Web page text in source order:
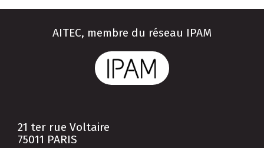
AITEC, membre du réseau IPAM
21 ter rue Voltaire
75011 PARIS